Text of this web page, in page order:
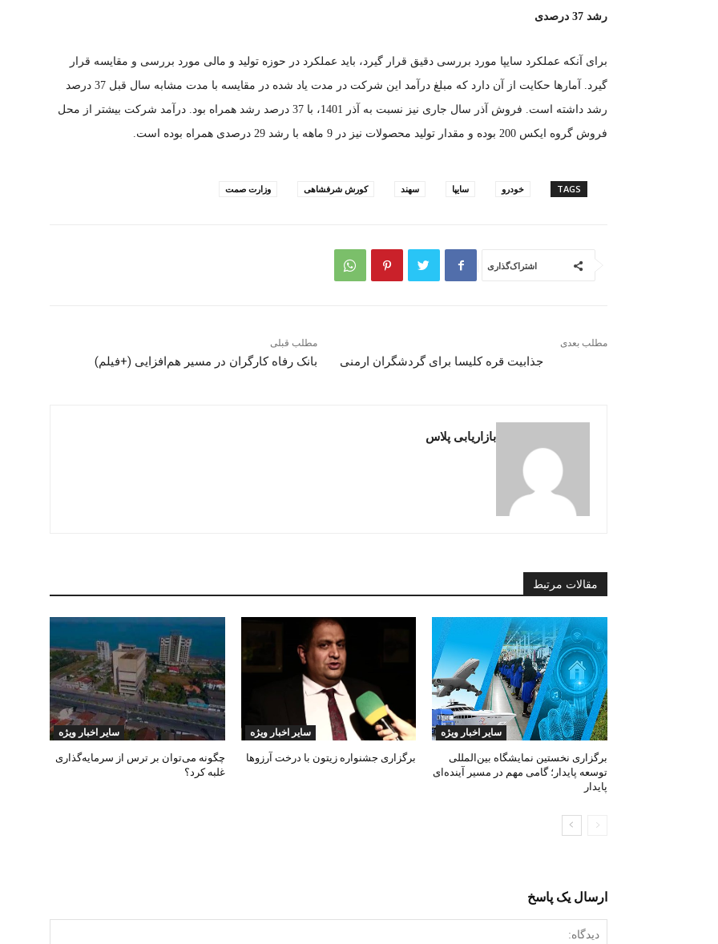
رشد 37 درصدی
برای آنکه عملکرد سایپا مورد بررسی دقیق قرار گیرد، باید عملکرد در حوزه تولید و مالی مورد بررسی و مقایسه قرار
گیرد. آمارها حکایت از آن دارد که مبلغ درآمد این شرکت در مدت یاد شده در مقایسه با مدت مشابه سال قبل 37 درصد
رشد داشته است. فروش آذر سال جاری نیز نسبت به آذر 1401، با 37 درصد رشد همراه بود. درآمد شرکت بیشتر از محل
فروش گروه ایکس 200 بوده و مقدار تولید محصولات نیز در 9 ماهه با رشد 29 درصدی همراه بوده است.
TAGS خودرو سایپا سهند کورش شرفشاهی وزارت صمت
اشتراک‌گذاری
مطلب قبلی
بانک رفاه کارگران در مسیر هم‌افزایی (+فیلم)
مطلب بعدی
جذابیت قره کلیسا برای گردشگران ارمنی
بازاریابی پلاس
مقالات مرتبط
سایر اخبار ویژه
برگزاری نخستین نمایشگاه بین‌المللی
توسعه پایدار؛ گامی مهم در مسیر آینده‌ای
پایدار
سایر اخبار ویژه
برگزاری جشنواره زیتون با درخت آرزوها
سایر اخبار ویژه
چگونه می‌توان بر ترس از سرمایه‌گذاری
غلبه کرد؟
ارسال یک پاسخ